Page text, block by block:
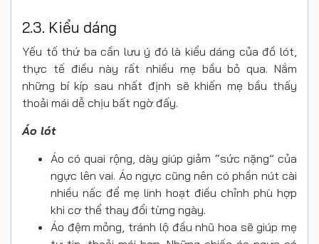
2.3. Kiểu dáng
Yếu tố thứ ba cần lưu ý đó là kiểu dáng của đồ lót,
thực tế điều này rất nhiều mẹ bầu bỏ qua. Nắm
những bí kíp sau nhất định sẽ khiến mẹ bầu thấy
thoải mái dễ chịu bất ngờ đấy.
Áo lót
Áo có quai rộng, dày giúp giảm “sức nặng” của
ngực lên vai. Áo ngực cũng nên có phần nút cài
nhiều nấc để mẹ linh hoạt điều chỉnh phù hợp
khi cơ thể thay đổi từng ngày.
Áo đệm mỏng, tránh lộ đầu nhũ hoa sẽ giúp mẹ